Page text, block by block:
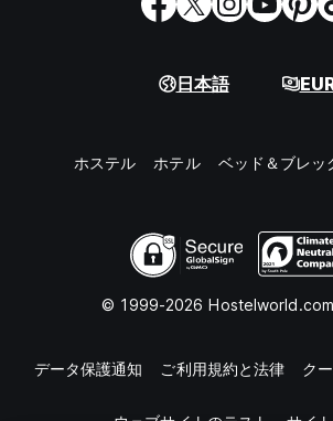
日本語
ホステル ホテル ベッド＆ブレッ
© 1999-2026
データ保護通知 ご利用規約と法律 ク